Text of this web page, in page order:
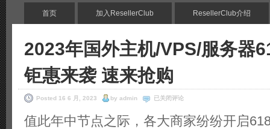
首页 加入ResellerClub ResellerClub介绍
2023年国外主机/VPS/服务器
钜惠来袭 速来抢购
Posted 16 6 月, 2023 by admin
2023
国
外
已关闭评论
值此年中节点之际，各大商家纷纷开启